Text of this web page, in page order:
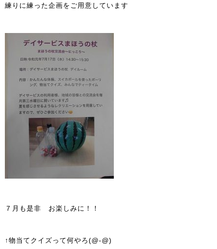
練りに練った企画をご用意しています
７月も是非 お楽しみに！！
↑物当てクイズって何やろ(@-@)